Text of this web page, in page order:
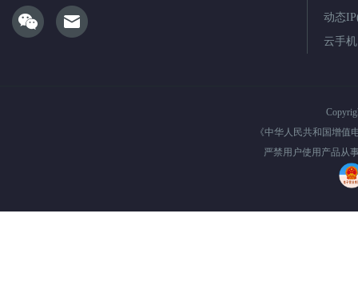
动态
云手机
《中华人民共和国增值
严禁用户使用产品从